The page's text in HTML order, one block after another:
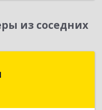
из соседних
г, Большая